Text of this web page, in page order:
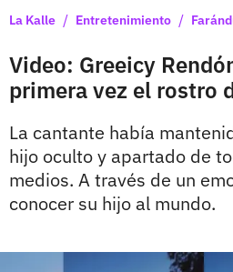
La Kalle / Entretenimiento /
Video: Greeicy
primera vez el rostro
La cantante había
hijo oculto y apartado de
medios. A través de un
conocer su hijo al mundo.